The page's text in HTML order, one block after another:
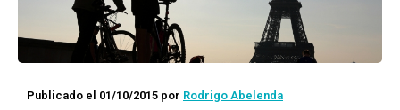
Publicado el 01/10/2015 por Rodrigo Abelenda